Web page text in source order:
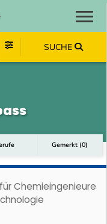
SUCHE
Gemerkt (0)
Chemieingenieure